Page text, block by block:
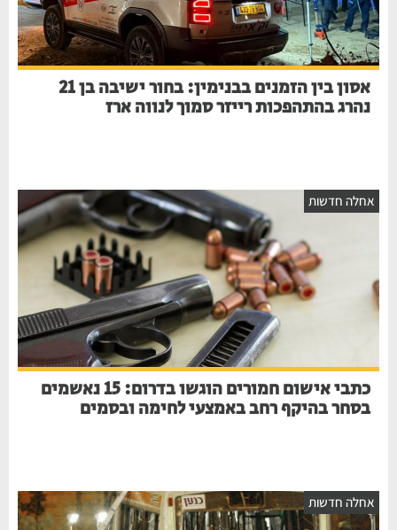
אסון בין הזמנים בבנימין: בחור ישיבה בן 21
נהרג בהתהפכות רייזר סמוך לנווה ארז
אחלה חדשות
כתבי אישום חמורים הוגשו בדרום: 15 נאשמים
בסחר בהיקף רחב באמצעי לחימה ובסמים
אחלה חדשות